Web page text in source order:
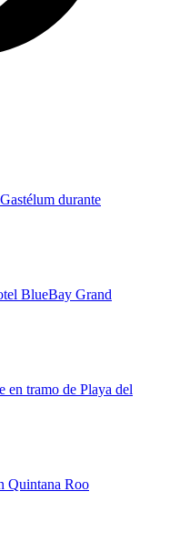
durante
BlueBay Grand
en tramo de Playa del
Quintana Roo